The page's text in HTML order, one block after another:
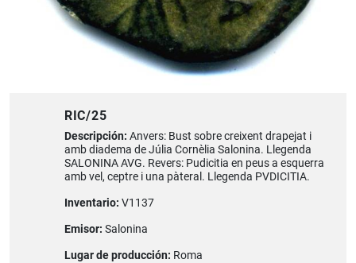
RIC/25
Descripción: Anvers: Bust sobre creixent drapejat i
amb diadema de Júlia Cornèlia Salonina. Llegenda
SALONINA AVG. Revers: Pudicitia en peus a esquerra
amb vel, ceptre i una pàteral. Llegenda PVDICITIA.
Inventario: V1137
Emisor: Salonina
Lugar de producción: Roma